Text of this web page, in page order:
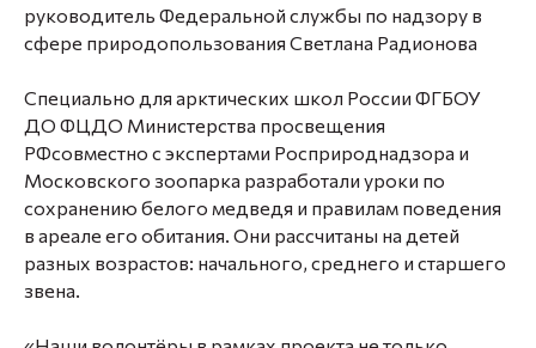
руководитель Федеральной службы по надзору в
сфере природопользования Светлана Радионова
Специально для арктических школ России ФГБОУ
ДО ФЦДО Министерства просвещения
РФсовместно с экспертами Росприроднадзора и
Московского зоопарка разработали уроки по
сохранению белого медведя и правилам поведения
в ареале его обитания. Они рассчитаны на детей
разных возрастов: начального, среднего и старшего
звена.